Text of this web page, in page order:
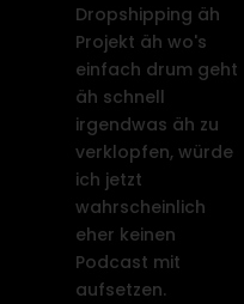
Dropshipping äh
Projekt äh wo's
einfach drum geht
äh schnell
irgendwas äh zu
verklopfen, würde
ich jetzt
wahrscheinlich
eher keinen
Podcast mit
aufsetzen.